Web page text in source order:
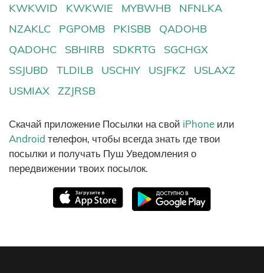
KWKWID
KWKWIE MYBWHB
NFNLKA
NZAKLC
PGPOMB PKISBB
QADOHB
QADOHC
SBHIRB SDKRTG
SGCHGX
SSJUBD
TLDILB USCHIY USJFKZ
USLAXZ
USMIAX
ZZJRSB
Скачай приложение Посылки на свой iPhone или
Android телефон, чтобы всегда знать где твои
посылки и получать Пуш Уведомления о
передвижении твоих посылок.